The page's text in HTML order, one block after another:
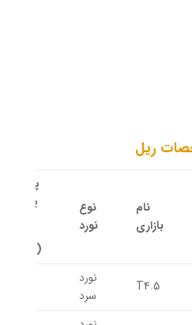
ریل
نام
بازاری
نوع
نورد
پهنای
پشت
(mm)
T4.5
نورد
سرد